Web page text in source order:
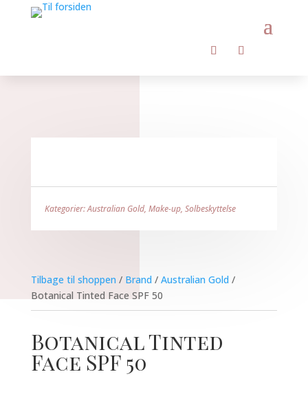
Kategorier:Australian Gold, Make-up, Solbeskyttelse
Tilbage til shoppen / Brand / Australian Gold /
Botanical Tinted Face SPF 50
Botanical Tinted
Face SPF 50